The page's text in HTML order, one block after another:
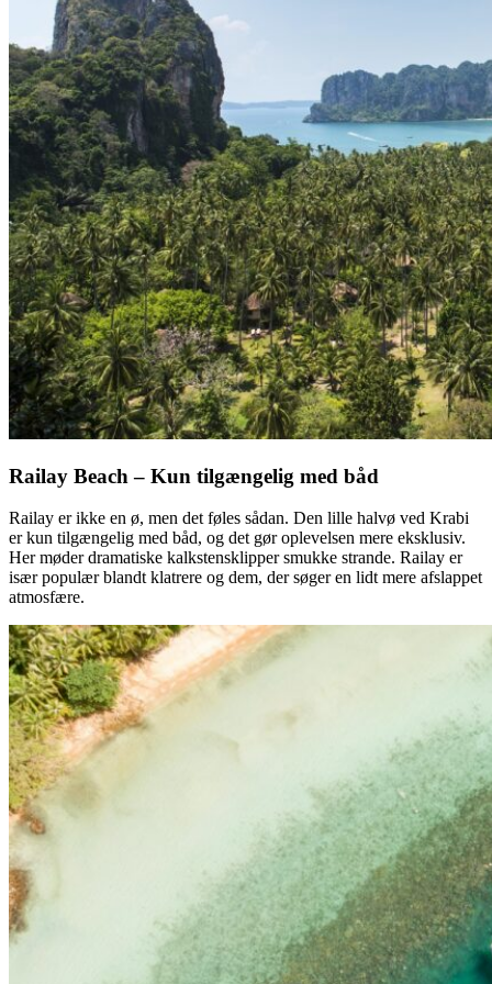
Railay Beach – Kun tilgængelig med båd
Railay er ikke en ø, men det føles sådan. Den lille halvø ved Krabi
er kun tilgængelig med båd, og det gør oplevelsen mere eksklusiv.
Her møder dramatiske kalkstensklipper smukke strande. Railay er
især populær blandt klatrere og dem, der søger en lidt mere afslappet
atmosfære.